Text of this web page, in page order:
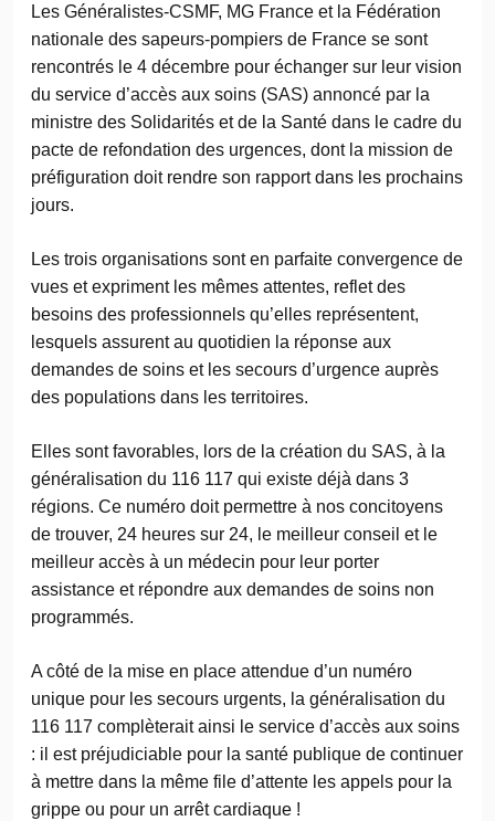
Les Généralistes-CSMF, MG France et la Fédération
nationale des sapeurs-pompiers de France se sont
rencontrés le 4 décembre pour échanger sur leur vision
du service d’accès aux soins (SAS) annoncé par la
ministre des Solidarités et de la Santé dans le cadre du
pacte de refondation des urgences, dont la mission de
préfiguration doit rendre son rapport dans les prochains
jours.
Les trois organisations sont en parfaite convergence de
vues et expriment les mêmes attentes, reflet des
besoins des professionnels qu’elles représentent,
lesquels assurent au quotidien la réponse aux
demandes de soins et les secours d’urgence auprès
des populations dans les territoires.
Elles sont favorables, lors de la création du SAS, à la
généralisation du 116 117 qui existe déjà dans 3
régions. Ce numéro doit permettre à nos concitoyens
de trouver, 24 heures sur 24, le meilleur conseil et le
meilleur accès à un médecin pour leur porter
assistance et répondre aux demandes de soins non
programmés.
A côté de la mise en place attendue d’un numéro
unique pour les secours urgents, la généralisation du
116 117 complèterait ainsi le service d’accès aux soins
: il est préjudiciable pour la santé publique de continuer
à mettre dans la même file d’attente les appels pour la
grippe ou pour un arrêt cardiaque !